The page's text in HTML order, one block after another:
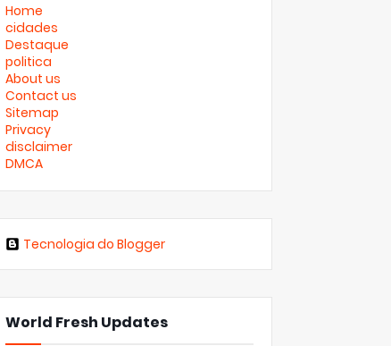
Home
cidades
Destaque
politica
About us
Contact us
Sitemap
Privacy
disclaimer
DMCA
Tecnologia do Blogger
World Fresh Updates